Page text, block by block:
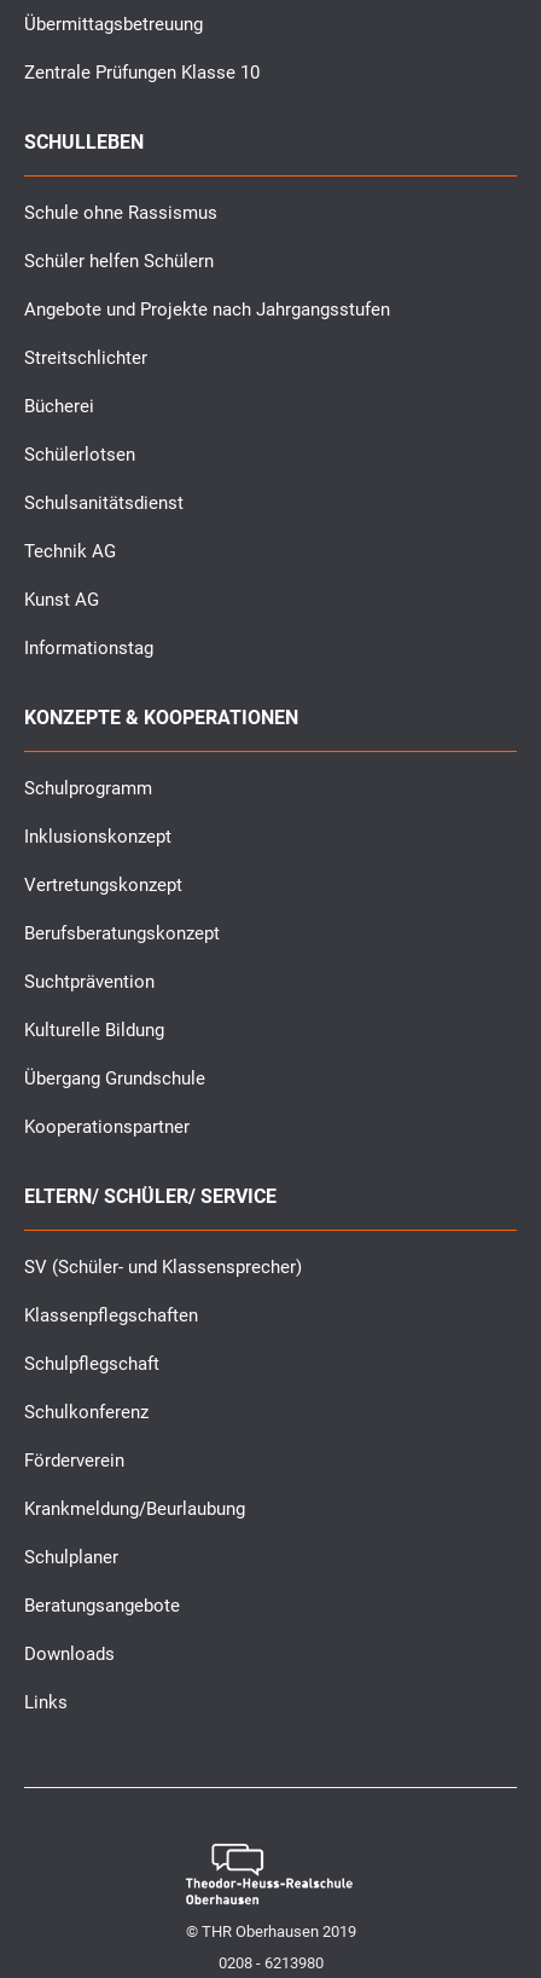
Übermittagsbetreuung
Zentrale Prüfungen Klasse 10
SCHULLEBEN
Schule ohne Rassismus
Schüler helfen Schülern
Angebote und Projekte nach Jahrgangsstufen
Streitschlichter
Bücherei
Schülerlotsen
Schulsanitätsdienst
Technik AG
Kunst AG
Informationstag
KONZEPTE & KOOPERATIONEN
Schulprogramm
Inklusionskonzept
Vertretungskonzept
Berufsberatungskonzept
Suchtprävention
Kulturelle Bildung
Übergang Grundschule
Kooperationspartner
ELTERN/ SCHÜLER/ SERVICE
SV (Schüler- und Klassensprecher)
Klassenpflegschaften
Schulpflegschaft
Schulkonferenz
Förderverein
Krankmeldung/Beurlaubung
Schulplaner
Beratungsangebote
Downloads
Links
© THR Oberhausen 2019
0208 - 6213980